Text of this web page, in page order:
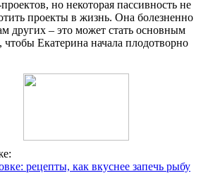
но некоторая пассивность не
проекты в жизнь. Она болезненно
других – это может стать основным
чтобы Екатерина начала плодотворно
рецепты, как вкуснее запечь рыбу